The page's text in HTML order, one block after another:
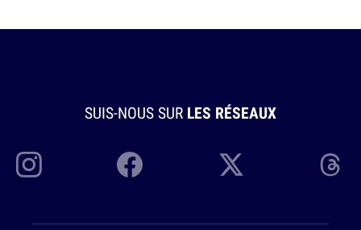
SUIS-NOUS SUR LES RÉSEAUX